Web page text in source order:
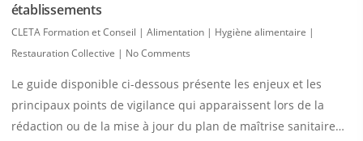
établissements
CLETA Formation et Conseil | Alimentation | Hygiène alimentaire |
Restauration Collective | No Comments
Le guide disponible ci-dessous présente les enjeux et les
principaux points de vigilance qui apparaissent lors de la
rédaction ou de la mise à jour du plan de maîtrise sanitaire…